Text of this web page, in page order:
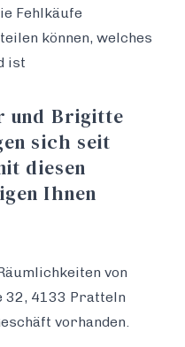
Fehlkäufe
können, welches
ist
und Brigitte
sich seit
diesen
Ihnen
von
4133 Pratteln
vorhanden.